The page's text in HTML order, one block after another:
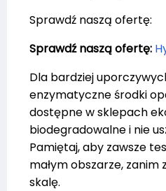
Sprawdź naszą ofertę:
Sprawdź naszą ofertę:
Dla bardziej
enzymatyczne środki
dostępne w sklepach
biodegradowalne i nie
Pamiętaj, aby zawsze
małym obszarze, zanim
skalę.